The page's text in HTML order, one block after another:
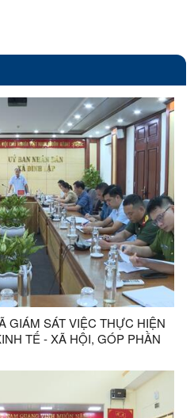
GIÁM SÁT VIỆC THỰC HIỆN
TẾ - XÃ HỘI, GÓP PHẦN
XÃ